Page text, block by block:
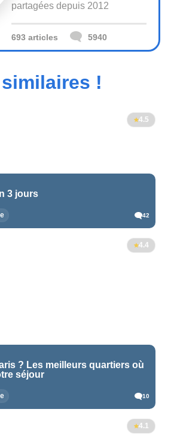
partagées depuis 2012
693 articles 5940
!
4.5
3 jours
42
4.4
? Les meilleurs quartiers où
séjour
10
4.1